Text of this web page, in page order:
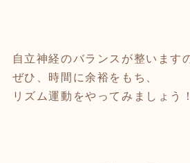
自立神経のバランスが整います
ぜひ、時間に余裕をもち、
リズム運動をやってみましょう！